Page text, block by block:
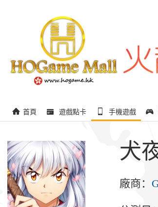
首頁 遊戲點卡 手機遊戲
犬
廠商：